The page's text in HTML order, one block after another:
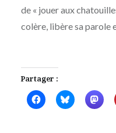
de « jouer aux
colère, libère sa parole
Partager :